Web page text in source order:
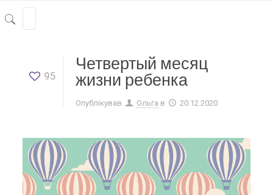
95
Четвертый месяц
жизни ребенка
Опублікував Ольга в 20.12.2020